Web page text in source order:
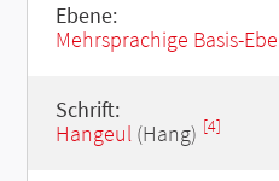
Ebene:
Mehrsprachige Basis-
Schrift:
Hangeul(Hang) [4]